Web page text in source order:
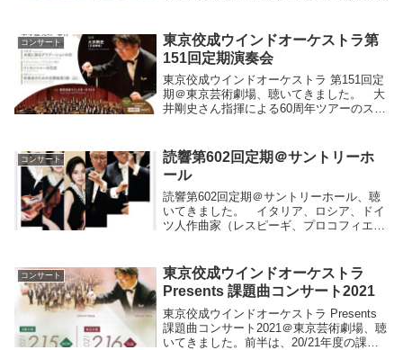
だきました。KFWOの皆さ...
コンサート
東京佼成ウインドオーケストラ第
151回定期演奏会
東京佼成ウインドオーケストラ 第151回定
期＠東京芸術劇場、聴いてきました。 大
井剛史さん指揮による60周年ツアーのスタ
ャラクターの異なる各曲とれもが2020年
の...
コンサート
読響第602回定期＠サントリーホ
ール
読響第602回定期＠サントリーホール、聴
いてきました。 イタリア、ロシア、ドイ
ツ人作曲家（レスピーギ、プロコフィエ
ロンボーンを含まない小編成。端正にまと
められた演...
コンサート
東京佼成ウインドオーケストラ
Presents 課題曲コンサート2021
東京佼成ウインドオーケストラ Presents
課題曲コンサート2021＠東京芸術劇場、聴
いてきました。前半は、20/21年度の課題